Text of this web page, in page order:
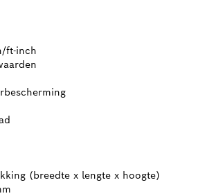
ft-inch
(breedte x lengte x hoogte)